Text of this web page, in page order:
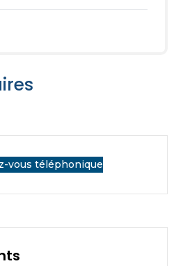
vous téléphonique